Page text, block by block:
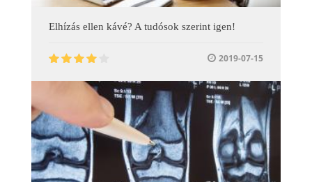
Elhízás ellen kávé? A tudósok szerint igen!
2019-07-15